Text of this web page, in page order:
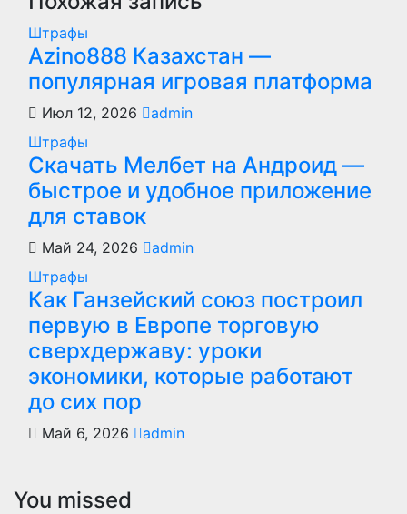
Штрафы
Azino888 Казахстан —
популярная игровая платформа
Июл 12, 2026
admin
Штрафы
Скачать Мелбет на Андроид —
быстрое и удобное приложение
для ставок
Май 24, 2026
admin
Штрафы
Как Ганзейский союз построил
первую в Европе торговую
сверхдержаву: уроки
экономики, которые работают
до сих пор
Май 6, 2026 admin
You missed